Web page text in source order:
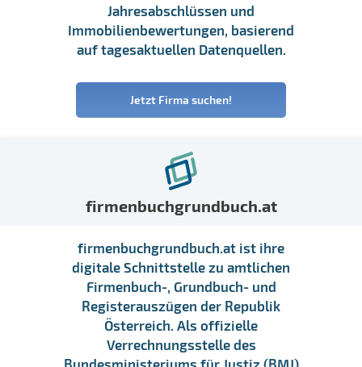
Jahresabschlüssen und
Immobilienbewertungen, basierend
auf tagesaktuellen Datenquellen.
Jetzt Firma suchen!
firmenbuchgrundbuch.at
firmenbuchgrundbuch.at ist ihre
digitale Schnittstelle zu amtlichen
Firmenbuch-, Grundbuch- und
Registerauszügen der Republik
Österreich. Als offizielle
Verrechnungsstelle des
Bundesministeriums für Justiz (BMJ)